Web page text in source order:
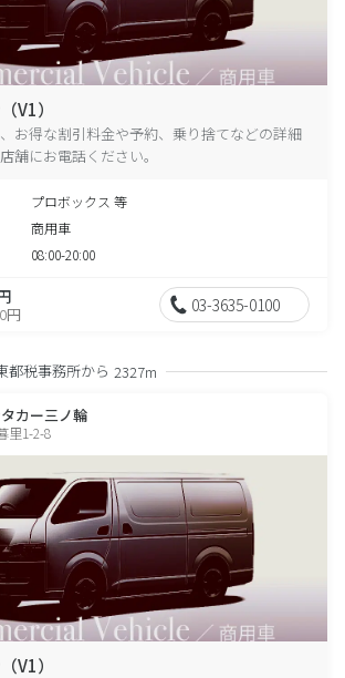
V1）
お得な割引料金や予約、乗り捨てなどの詳細
舗にお電話ください。
プロボックス 等
商用車
08:00-20:00
円 03-3635-0100
都税事務所から 2327m
カー三ノ輪
里1-2-8
V1）